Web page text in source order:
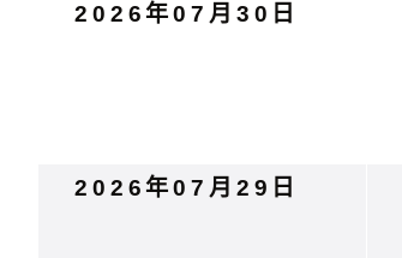
2026年07月30日
2026年07月29日